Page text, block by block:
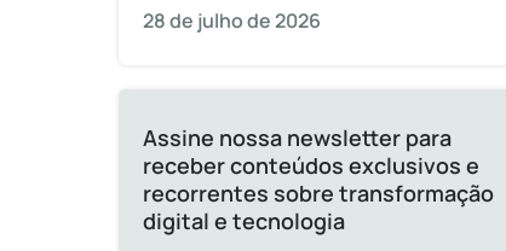
28 de julho de 2026
Assine nossa newsletter para
receber conteúdos exclusivos e
recorrentes sobre transformação
digital e tecnologia